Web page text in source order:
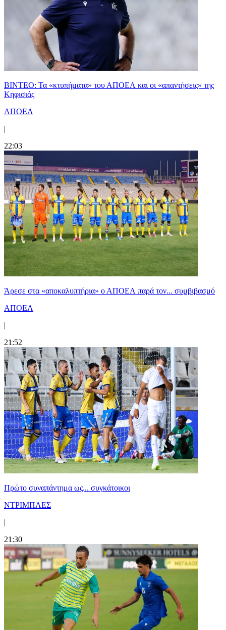
ΒΙΝΤΕΟ: Τα «κτυπήματα» του ΑΠΟΕΛ και οι «απαντήσεις» της
Κηφισιάς
ΑΠΟΕΛ
|
22:03
Άρεσε στα «αποκαλυπτήρια» ο ΑΠΟΕΛ παρά τον... συμβιβασμό
ΑΠΟΕΛ
|
21:52
Πρώτο συναπάντημα ως... συγκάτοικοι
ΝΤΡΙΜΠΛΕΣ
|
21:30